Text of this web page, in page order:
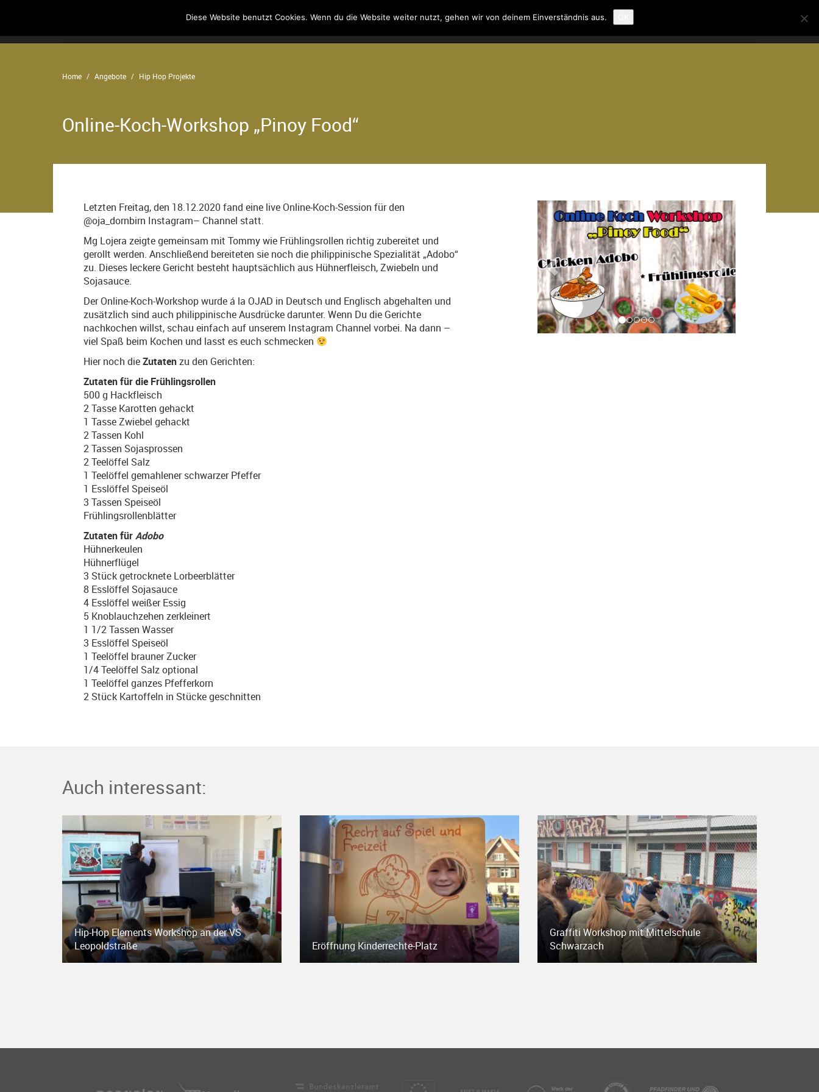
Der Verein Kontakt Suche
Home Angebote Hip Hop Projekte
Online-Koch-Workshop „Pinoy Food“
Letzten Freitag, den 18.12.2020 fand eine live Online-Koch-Session für den
@oja_dornbirn Instagram– Channel statt.
Mg Lojera zeigte gemeinsam mit Tommy wie Frühlingsrollen richtig zubereitet und
gerollt werden. Anschließend bereiteten sie noch die philippinische Spezialität „Adobo“
zu. Dieses leckere Gericht besteht hauptsächlich aus Hühnerfleisch, Zwiebeln und
Sojasauce.
Der Online-Koch-Workshop wurde á la OJAD in Deutsch und Englisch abgehalten und
zusätzlich sind auch philippinische Ausdrücke darunter. Wenn Du die Gerichte
nachkochen willst, schau einfach auf unserem Instagram Channel vorbei. Na dann –
viel Spaß beim Kochen und lasst es euch schmecken
Hier noch dieZutatenzu den Gerichten:
Zutaten für die Frühlingsrollen
500 g Hackfleisch
2 Tasse Karotten gehackt
1 Tasse Zwiebel gehackt
2 Tassen Kohl
2 Tassen Sojasprossen
2 Teelöffel Salz
1 Teelöffel gemahlener schwarzer Pfeffer
1 Esslöffel Speiseöl
3 Tassen Speiseöl
Frühlingsrollenblätter
ZutatenfürAdobo
Hühnerkeulen
Hühnerflügel
3 Stück getrocknete Lorbeerblätter
8 Esslöffel Sojasauce
4 Esslöffel weißer Essig
5 Knoblauchzehen zerkleinert
1 1/2 Tassen Wasser
3 Esslöffel Speiseöl
1 Teelöffel brauner Zucker
1/4 Teelöffel Salz optional
1 Teelöffel ganzes Pfefferkorn
2 Stück Kartoffeln in Stücke geschnitten
Auch interessant:
Hip-Hop Elements Workshop an der VS
Leopoldstraße
Eröffnung Kinderrechte-Platz
Graffiti Workshop mit Mittelschule
Schwarzach
Diese Website benutzt Cookies. Wenn du die Website weiter nutzt, gehen wir von deinem Einverständnis aus.